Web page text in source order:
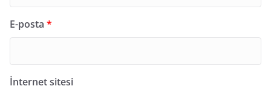
E-posta *
İnternet sitesi